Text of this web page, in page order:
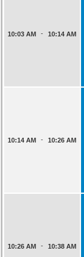
10:03 AM - 10:14 AM
10:14 AM - 10:26 AM
10:26 AM - 10:38 AM